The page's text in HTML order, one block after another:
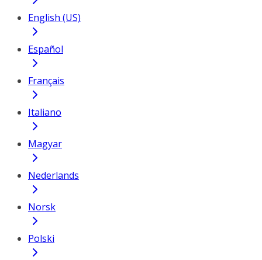
English (US)
Español
Français
Italiano
Magyar
Nederlands
Norsk
Polski